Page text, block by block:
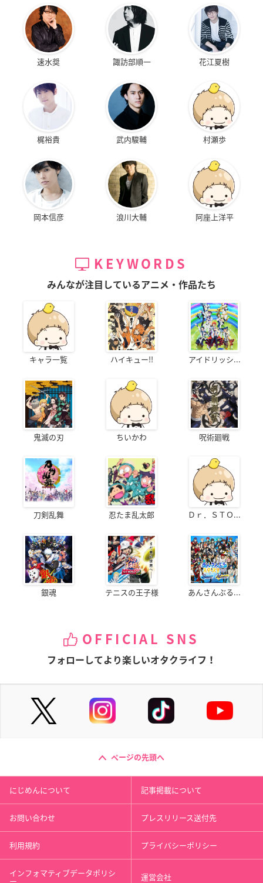
速水奨 諏訪部順一 花江夏樹
梶裕貴 武内駿輔 村瀬歩
岡本信彦 浪川大輔 阿座上洋平
KEYWORDS
みんなが注目しているアニメ・作品たち
キャラ一覧 ハイキュー!! アイドリッシ...
鬼滅の刃 ちいかわ 呪術廻戦
刀剣乱舞 忍たま乱太郎 Ｄｒ．ＳＴＯ...
銀魂 テニスの王子様 あんさんぶる...
OFFICIAL SNS
フォローしてより楽しいオタクライフ！
ページの先頭へ
にじめんについて 記事掲載について
お問い合わせ プレスリリース送付先
利用規約 プライバシーポリシー
インフォマティブデータポリシ
ー 運営会社